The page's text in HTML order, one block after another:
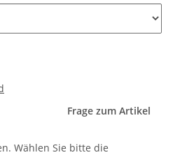
Frage zum Artikel
Wählen Sie bitte die